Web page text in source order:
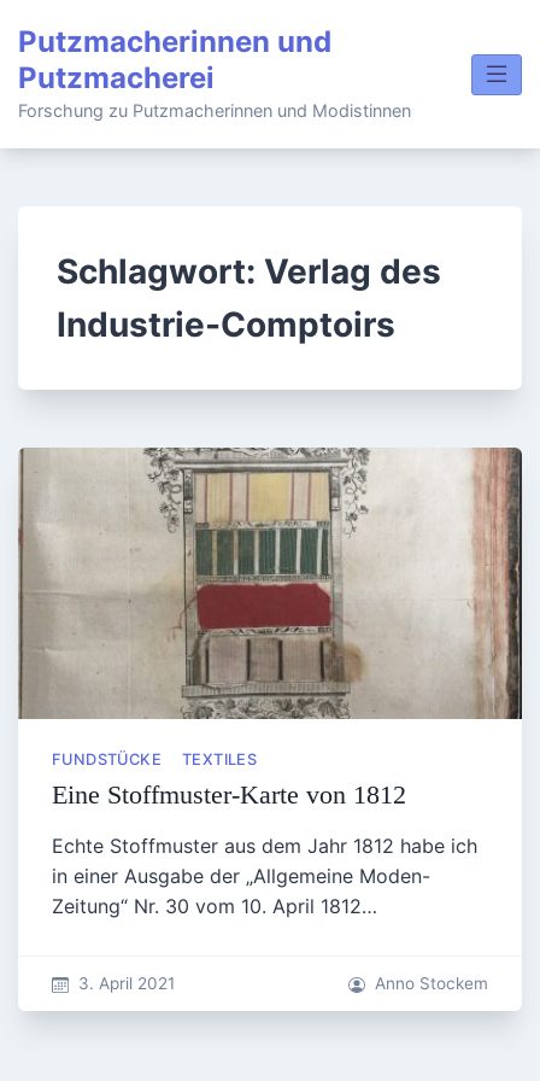
content
Putzmacherinnen und
Putzmacherei
Forschung zu Putzmacherinnen und Modistinnen
Schlagwort: Verlag des
Industrie-Comptoirs
FUNDSTÜCKE TEXTILES
Eine Stoffmuster-Karte von 1812
Echte Stoffmuster aus dem Jahr 1812 habe ich
in einer Ausgabe der „Allgemeine Moden-
Zeitung“ Nr. 30 vom 10. April 1812…
3. April 2021 Anno Stockem